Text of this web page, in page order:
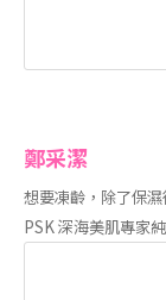
鄭采潔
想要凍齡，除了保
PSK 深海美肌專家